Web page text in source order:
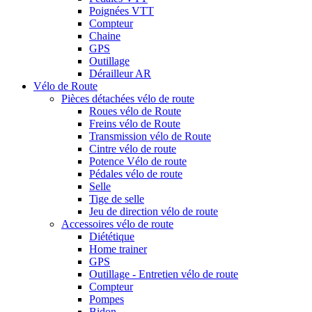
Poignées VTT
Compteur
Chaine
GPS
Outillage
Dérailleur AR
Vélo de Route
Pièces détachées vélo de route
Roues vélo de Route
Freins vélo de Route
Transmission vélo de Route
Cintre vélo de route
Potence Vélo de route
Pédales vélo de route
Selle
Tige de selle
Jeu de direction vélo de route
Accessoires vélo de route
Diététique
Home trainer
GPS
Outillage - Entretien vélo de route
Compteur
Pompes